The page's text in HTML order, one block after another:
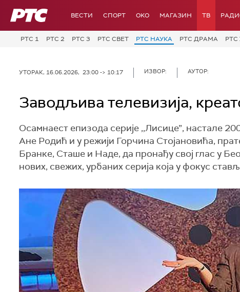
РТС ВЕСТИ СПОРТ OKO МАГАЗИН ТВ
РТС 1 РТС 2 РТС 3 РТС СВЕТ РТС НАУКА РТС ДРАМА
УТОРАК, 16.06.2026, 23:00 -> 10:17 ИЗВОР: АУТОР:
Заводљива телевизија,
Осамнаест епизода серије ,,Лисице”, настале
Ане Родић и у режији Горчина Стојановића,
Бранке, Сташе и Наде, да пронађу свој глас у
нових, свежих, урбаних серија која у фокус